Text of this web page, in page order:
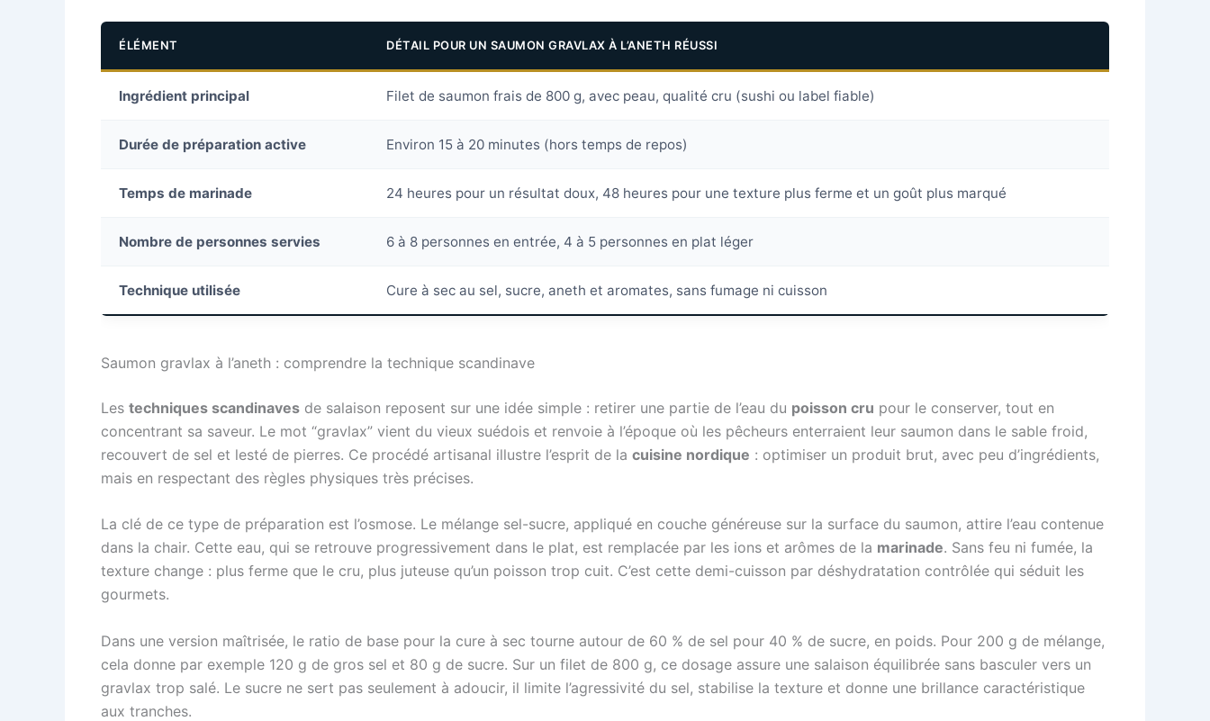
ÉLÉMENT DÉTAIL POUR UN SAUMON GRAVLAX À L’ANETH RÉUSSI
Ingrédient principal Filet de saumon frais de 800 g, avec peau, qualité cru (sushi ou label fiable)
Durée de préparation active Environ 15 à 20 minutes (hors temps de repos)
Temps de marinade 24 heures pour un résultat doux, 48 heures pour une texture plus ferme et un goût plus marqué
Nombre de personnes servies 6 à 8 personnes en entrée, 4 à 5 personnes en plat léger
Technique utilisée Cure à sec au sel, sucre, aneth et aromates, sans fumage ni cuisson
Saumon gravlax à l’aneth : comprendre la technique scandinave
Les techniques scandinaves de salaison reposent sur une idée simple : retirer une partie de l’eau du poisson cru pour le conserver, tout en
concentrant sa saveur. Le mot “gravlax” vient du vieux suédois et renvoie à l’époque où les pêcheurs enterraient leur saumon dans le sable froid,
recouvert de sel et lesté de pierres. Ce procédé artisanal illustre l’esprit de la cuisine nordique : optimiser un produit brut, avec peu d’ingrédients,
mais en respectant des règles physiques très précises.
La clé de ce type de préparation est l’osmose. Le mélange sel-sucre, appliqué en couche généreuse sur la surface du saumon, attire l’eau contenue
dans la chair. Cette eau, qui se retrouve progressivement dans le plat, est remplacée par les ions et arômes de la marinade. Sans feu ni fumée, la
texture change : plus ferme que le cru, plus juteuse qu’un poisson trop cuit. C’est cette demi-cuisson par déshydratation contrôlée qui séduit les
gourmets.
Dans une version maîtrisée, le ratio de base pour la cure à sec tourne autour de 60 % de sel pour 40 % de sucre, en poids. Pour 200 g de mélange,
cela donne par exemple 120 g de gros sel et 80 g de sucre. Sur un filet de 800 g, ce dosage assure une salaison équilibrée sans basculer vers un
gravlax trop salé. Le sucre ne sert pas seulement à adoucir, il limite l’agressivité du sel, stabilise la texture et donne une brillance caractéristique
aux tranches.